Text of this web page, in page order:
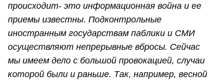
происходит- это информационная война и ее
приемы известны. Подконтрольные
иностранным государствам паблики и СМИ
осуществляют непрерывные вбросы. Сейчас
мы имеем дело с большой провокацией, случаи
которой были и раньше. Так, например, весной